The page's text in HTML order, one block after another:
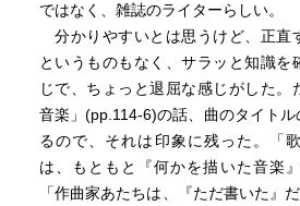
ではなく、雑誌のライターらしい。
分かりやすいとは思うけど、正直
というものもなく、サラッと知識を
じで、ちょっと退屈な感じがした。
音楽」(pp.114-6)の話、曲のタイト
るので、それは印象に残った。「
は、もともと『何かを描いた音楽
「作曲家あたちは、『ただ書いた』